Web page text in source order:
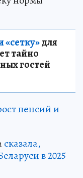
для
тайно
гостей
пенсий и
сказала,
в 2025